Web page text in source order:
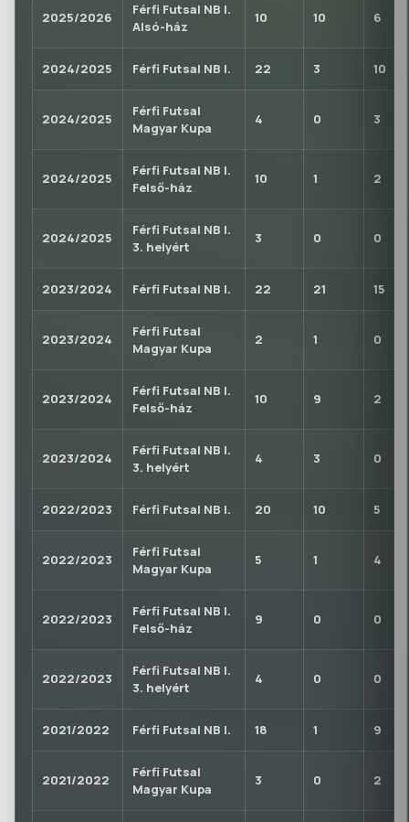
2025/2026
Férfi Futsal NB I.
Alsó-ház
10 10 6
2024/2025 Férfi Futsal NB I. 22 3 10
2024/2025
Férfi Futsal
Magyar Kupa
4 0 3
2024/2025
Férfi Futsal NB I.
Felső-ház
10 1 2
2024/2025
Férfi Futsal NB I.
3. helyért
3 0 0
2023/2024 Férfi Futsal NB I. 22 21 15
2023/2024
Férfi Futsal
Magyar Kupa
2 1 0
2023/2024
Férfi Futsal NB I.
Felső-ház
10 9 2
2023/2024
Férfi Futsal NB I.
3. helyért
4 3 0
2022/2023 Férfi Futsal NB I. 20 10 5
2022/2023
Férfi Futsal
Magyar Kupa
5 1 4
2022/2023
Férfi Futsal NB I.
Felső-ház
9 0 0
2022/2023
Férfi Futsal NB I.
3. helyért
4 0 0
2021/2022 Férfi Futsal NB I. 18 1 9
2021/2022
Férfi Futsal
Magyar Kupa
3 0 2